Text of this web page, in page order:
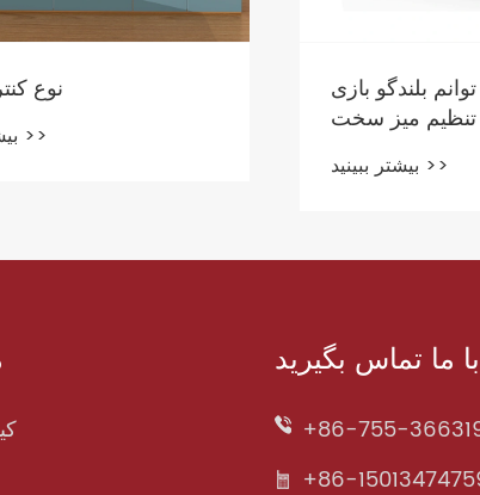
نوع
بیشتر ببینید >>
بلندگو بازی
میز سخت
بیشتر ببینید >>
با ما تماس بگیرید
+86-755-
+86-